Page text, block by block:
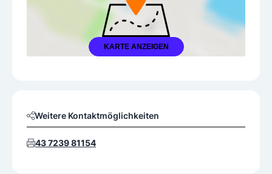
KARTE ANZEIGEN
Weitere Kontaktmöglichkeiten
43 7239 81154